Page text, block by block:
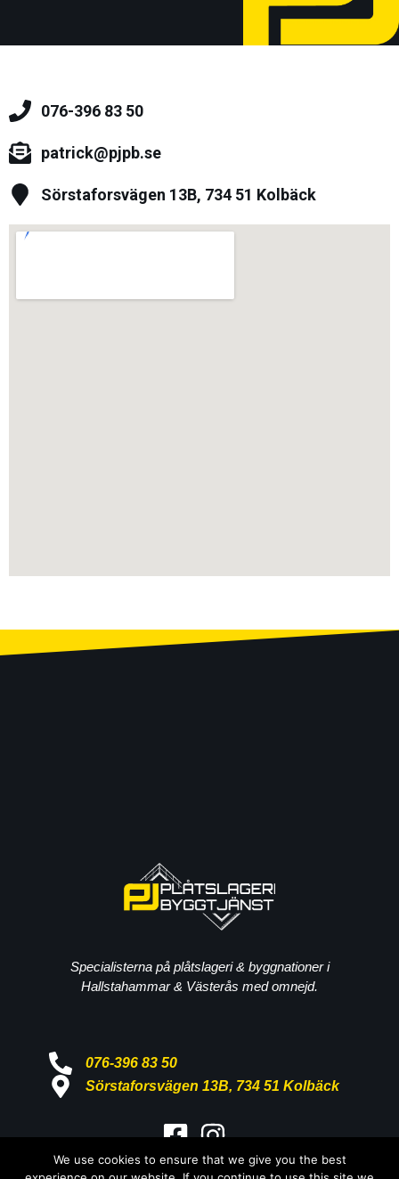
076-396 83 50
patrick@pjpb.se
Sörstaforsvägen 13B, 734 51 Kolbäck
Specialisterna på plåtslageri & byggnationer i
Hallstahammar & Västerås med omnejd.
076-396 83 50
Sörstaforsvägen 13B, 734 51 Kolbäck
Copyright © 2026 Pj Plåtslageri &
We use cookies to ensure that we give you the best